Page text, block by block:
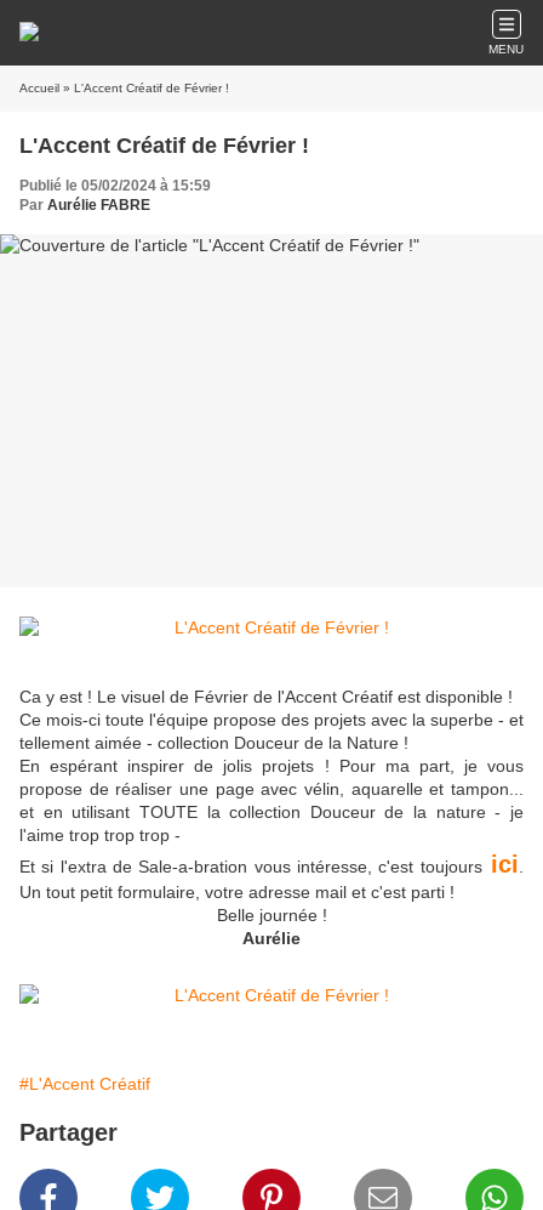
MENU
Accueil » L'Accent Créatif de Février !
L'Accent Créatif de Février !
Publié le 05/02/2024 à 15:59
Par Aurélie FABRE
Ca y est ! Le visuel de Février de l'Accent Créatif est disponible !
Ce mois-ci toute l'équipe propose des projets avec la superbe - et
tellement aimée - collection Douceur de la Nature !
En espérant inspirer de jolis projets ! Pour ma part, je vous
propose de réaliser une page avec vélin, aquarelle et tampon...
et en utilisant TOUTE la collection Douceur de la nature - je
l'aime trop trop trop -
Et si l'extra de Sale-a-bration vous intéresse, c'est toujours ici
Un tout petit formulaire, votre adresse mail et c'est parti !
Belle journée !
Aurélie
#L'Accent Créatif
Partager